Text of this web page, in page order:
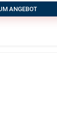
ANGEBOT